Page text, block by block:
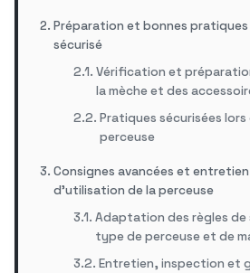
Préparation et bonnes
sécurisé
Vérification et
la mèche et des
Pratiques sécurisées
perceuse
Consignes avancées et
d’utilisation de la perceuse
Adaptation des règles de
type de perceuse et de
Entretien, inspection et